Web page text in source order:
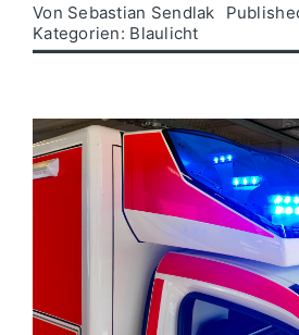
Wirtschaft
Von Sebastian Sendlak
Kategorien: Blaulicht